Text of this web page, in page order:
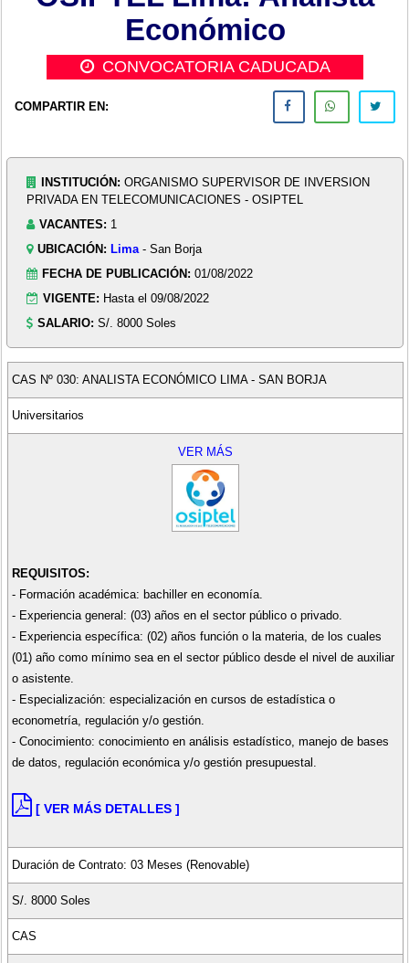
Económico
CONVOCATORIA CADUCADA
COMPARTIR EN:
INSTITUCIÓN: ORGANISMO SUPERVISOR DE INVERSION
PRIVADA EN TELECOMUNICACIONES - OSIPTEL
VACANTES: 1
UBICACIÓN: Lima - San Borja
FECHA DE PUBLICACIÓN: 01/08/2022
VIGENTE: Hasta el 09/08/2022
SALARIO: S/. 8000 Soles
CAS Nº 030: ANALISTA ECONÓMICO LIMA - SAN BORJA
Universitarios
VER MÁS
REQUISITOS:
- Formación académica: bachiller en economía.
- Experiencia general: (03) años en el sector público o privado.
- Experiencia específica: (02) años función o la materia, de los cuales
(01) año como mínimo sea en el sector público desde el nivel de auxiliar
o asistente.
- Especialización: especialización en cursos de estadística o
econometría, regulación y/o gestión.
- Conocimiento: conocimiento en análisis estadístico, manejo de bases
de datos, regulación económica y/o gestión presupuestal.
[ VER MÁS DETALLES ]
Duración de Contrato: 03 Meses (Renovable)
S/. 8000 Soles
CAS